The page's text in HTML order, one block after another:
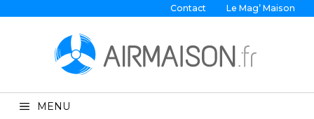
Contact Le Mag’ Maison
MENU